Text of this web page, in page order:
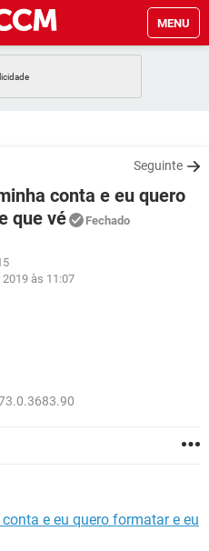
MENU
GMAIL
EXCEL
WHATSAPP
FACEBOOK
FACEBOOK
Seguinte
conta e eu quero
que vé
Fechado
2019 às 11:07
e eu quero formatar e eu